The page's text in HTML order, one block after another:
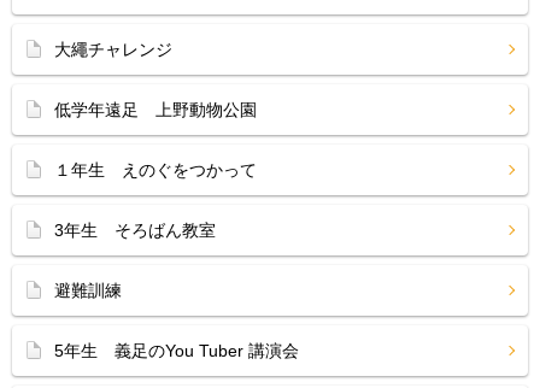
大繩チャレンジ
低学年遠足 上野動物公園
１年生 えのぐをつかって
3年生 そろばん教室
避難訓練
5年生 義足のYou Tuber 講演会